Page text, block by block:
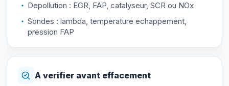
Depollution : EGR, FAP, catalyseur, SCR ou NOx
Sondes : lambda, temperature echappement,
pression FAP
A verifier avant effacement